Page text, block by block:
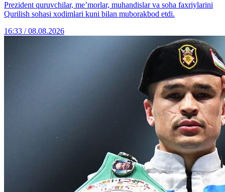
Prezident quruvchilar, me’morlar, muhandislar va soha faxriylarini
Qurilish sohasi xodimlari kuni bilan muborakbod etdi.
16:33 / 08.08.2026